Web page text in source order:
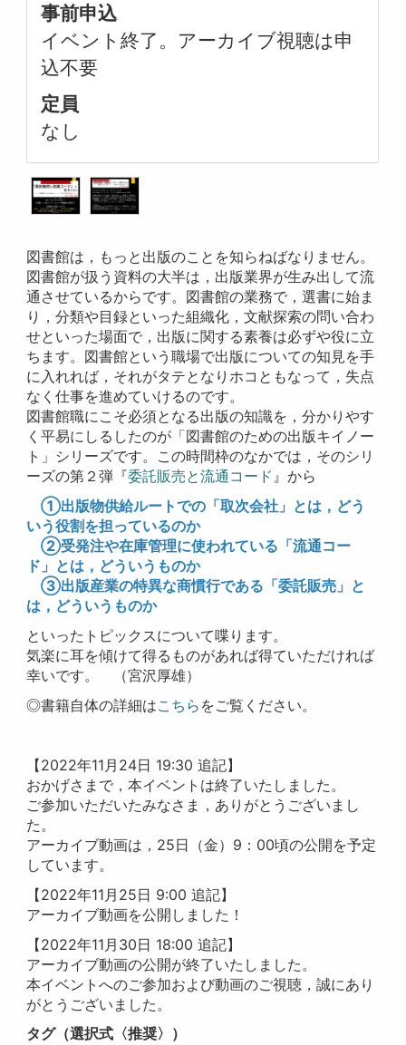
事前申込
イベント終了。アーカイブ視聴は申
込不要
定員
なし
図書館は，もっと出版のことを知らねばなりません。
図書館が扱う資料の大半は，出版業界が生み出して流
通させているからです。図書館の業務で，選書に始ま
り，分類や目録といった組織化，文献探索の問い合わ
せといった場面で，出版に関する素養は必ずや役に立
ちます。図書館という職場で出版についての知見を手
に入れれば，それがタテとなりホコともなって，失点
なく仕事を進めていけるのです。
図書館職にこそ必須となる出版の知識を，分かりやす
く平易にしるしたのが「図書館のための出版キイノー
ト」シリーズです。この時間枠のなかでは，そのシリ
ーズの第２弾『委託販売と流通コード 』から
①出版物供給ルートでの「取次会社」とは，どう
いう役割を担っているのか
②受発注や在庫管理に使われている「流通コー
ド」とは，どういうものか
③出版産業の特異な商慣行である「委託販売」と
は，どういうものか
といったトピックスについて喋ります。
気楽に耳を傾けて得るものがあれば得ていただければ
幸いです。 （宮沢厚雄）
◎書籍自体の詳細はこちら をご覧ください。
【2022年11月24日 19:30 追記】
おかげさまで，本イベントは終了いたしました。
ご参加いただいたみなさま，ありがとうございまし
た。
アーカイブ動画は，25日（金）9：00頃の公開を予定
しています。
【2022年11月25日 9:00 追記】
アーカイブ動画を公開しました！
【2022年11月30日 18:00 追記】
アーカイブ動画の公開が終了いたしました。
本イベントへのご参加および動画のご視聴，誠にあり
がとうございました。
タグ（選択式〈推奨〉）